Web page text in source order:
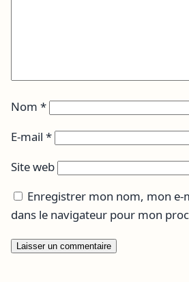
Nom *
E-mail *
Site web
Enregistrer mon nom, mon e-
dans le navigateur pour mon